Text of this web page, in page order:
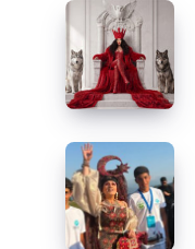
Dilarə
Kazımova
beynəlxalq
filmdə
rol
aldı
Elza
Seyidcahandan
Milli
Yaylaq